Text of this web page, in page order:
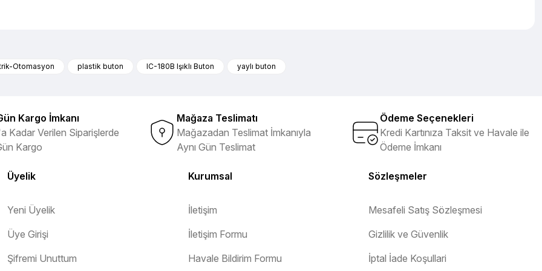
Bu ürüne ilk yorumu siz yapın!
Ürün hakkında henüz soru sorulmamış.
Otomasyon plastik buton IC-180B Işıklı Buton yaylı buton
Kargo İmkanı
Kadar Verilen Siparişlerde
Kargo
Mağaza Teslimatı
Mağazadan Teslimat İmkanıyla
Aynı Gün Teslimat
Ödeme Seçenekleri
Kredi Kartınıza Taksit ve Havale ile
Ödeme İmkanı
Üyelik
Yeni Üyelik
Üye Girişi
Şifremi Unuttum
Kurumsal
İletişim
İletişim Formu
Havale Bildirim Formu
Sözleşmeler
Mesafeli Satış Sözleşmesi
Gizlilik ve Güvenlik
İptal İade Koşullari